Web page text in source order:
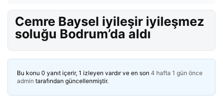
Cemre Baysel iyileşir iyileşmez
soluğu Bodrum’da aldı
Bu konu 0 yanıt içerir, 1 izleyen vardır ve en son 4 hafta 1 gün önce
admin tarafından güncellenmiştir.